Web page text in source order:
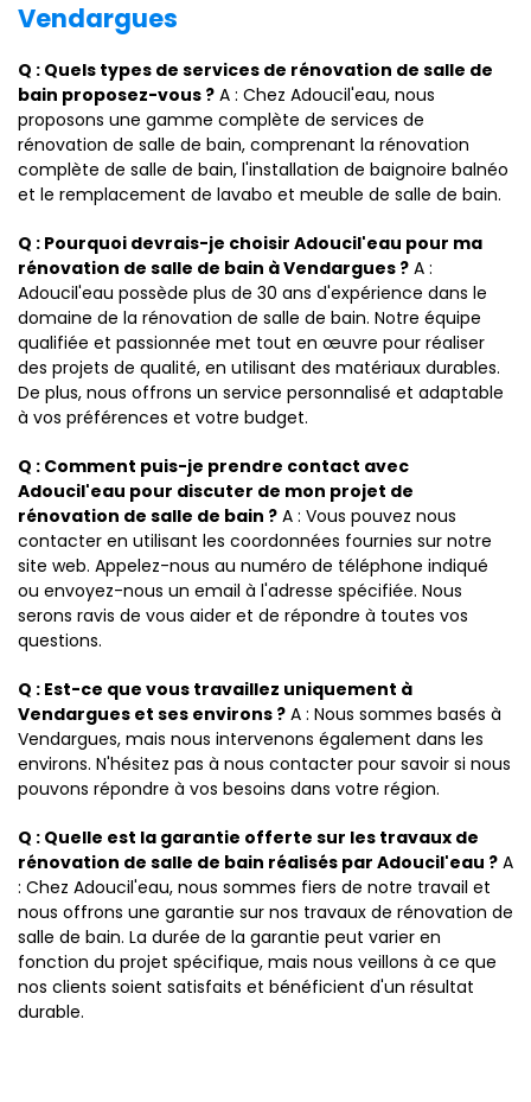
Vendargues
Q : Quels types de services de rénovation de salle de
bain proposez-vous ? A : Chez Adoucil'eau, nous
proposons une gamme complète de services de
rénovation de salle de bain, comprenant la rénovation
complète de salle de bain, l'installation de baignoire balnéo
et le remplacement de lavabo et meuble de salle de bain.
Q : Pourquoi devrais-je choisir Adoucil'eau pour ma
rénovation de salle de bain à Vendargues ? A :
Adoucil'eau possède plus de 30 ans d'expérience dans le
domaine de la rénovation de salle de bain. Notre équipe
qualifiée et passionnée met tout en œuvre pour réaliser
des projets de qualité, en utilisant des matériaux durables.
De plus, nous offrons un service personnalisé et adaptable
à vos préférences et votre budget.
Q : Comment puis-je prendre contact avec
Adoucil'eau pour discuter de mon projet de
rénovation de salle de bain ? A : Vous pouvez nous
contacter en utilisant les coordonnées fournies sur notre
site web. Appelez-nous au numéro de téléphone indiqué
ou envoyez-nous un email à l'adresse spécifiée. Nous
serons ravis de vous aider et de répondre à toutes vos
questions.
Q : Est-ce que vous travaillez uniquement à
Vendargues et ses environs ? A : Nous sommes basés à
Vendargues, mais nous intervenons également dans les
environs. N'hésitez pas à nous contacter pour savoir si nous
pouvons répondre à vos besoins dans votre région.
Q : Quelle est la garantie offerte sur les travaux de
rénovation de salle de bain réalisés par Adoucil'eau ? A
: Chez Adoucil'eau, nous sommes fiers de notre travail et
nous offrons une garantie sur nos travaux de rénovation de
salle de bain. La durée de la garantie peut varier en
fonction du projet spécifique, mais nous veillons à ce que
nos clients soient satisfaits et bénéficient d'un résultat
durable.